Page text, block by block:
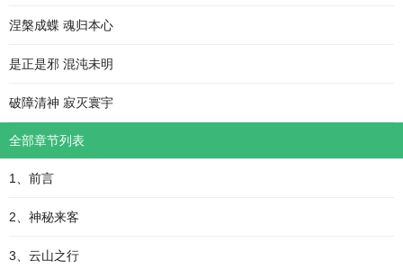
涅槃成蝶 魂归本心
是正是邪 混沌未明
破障清神 寂灭寰宇
全部章节列表
1、前言
2、神秘来客
3、云山之行